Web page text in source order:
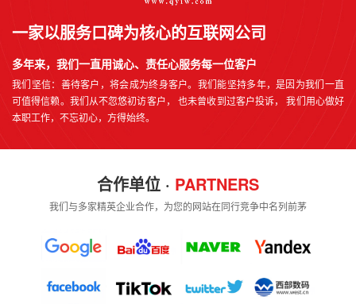
一家以服务口碑为核心的互联网公司
多年来，我们一直用诚心、责任心服务每一位客户
我们坚信：善待客户，将会成为终身客户。我们能坚持多年，是因为我们一直
可值得信赖。我们从不忽悠初访客户， 也未曾收到过客户投诉， 我们用心做好
本职工作，不忘初心，方得始终。
合作单位 · PARTNERS
我们与多家精英企业合作，为您的网站在同行竞争中名列前茅